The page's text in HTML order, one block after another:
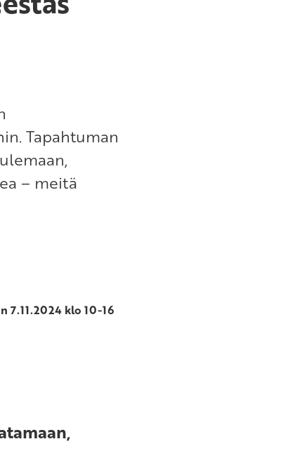
Tapahtuman
– meitä
7.11.2024 klo 10-16